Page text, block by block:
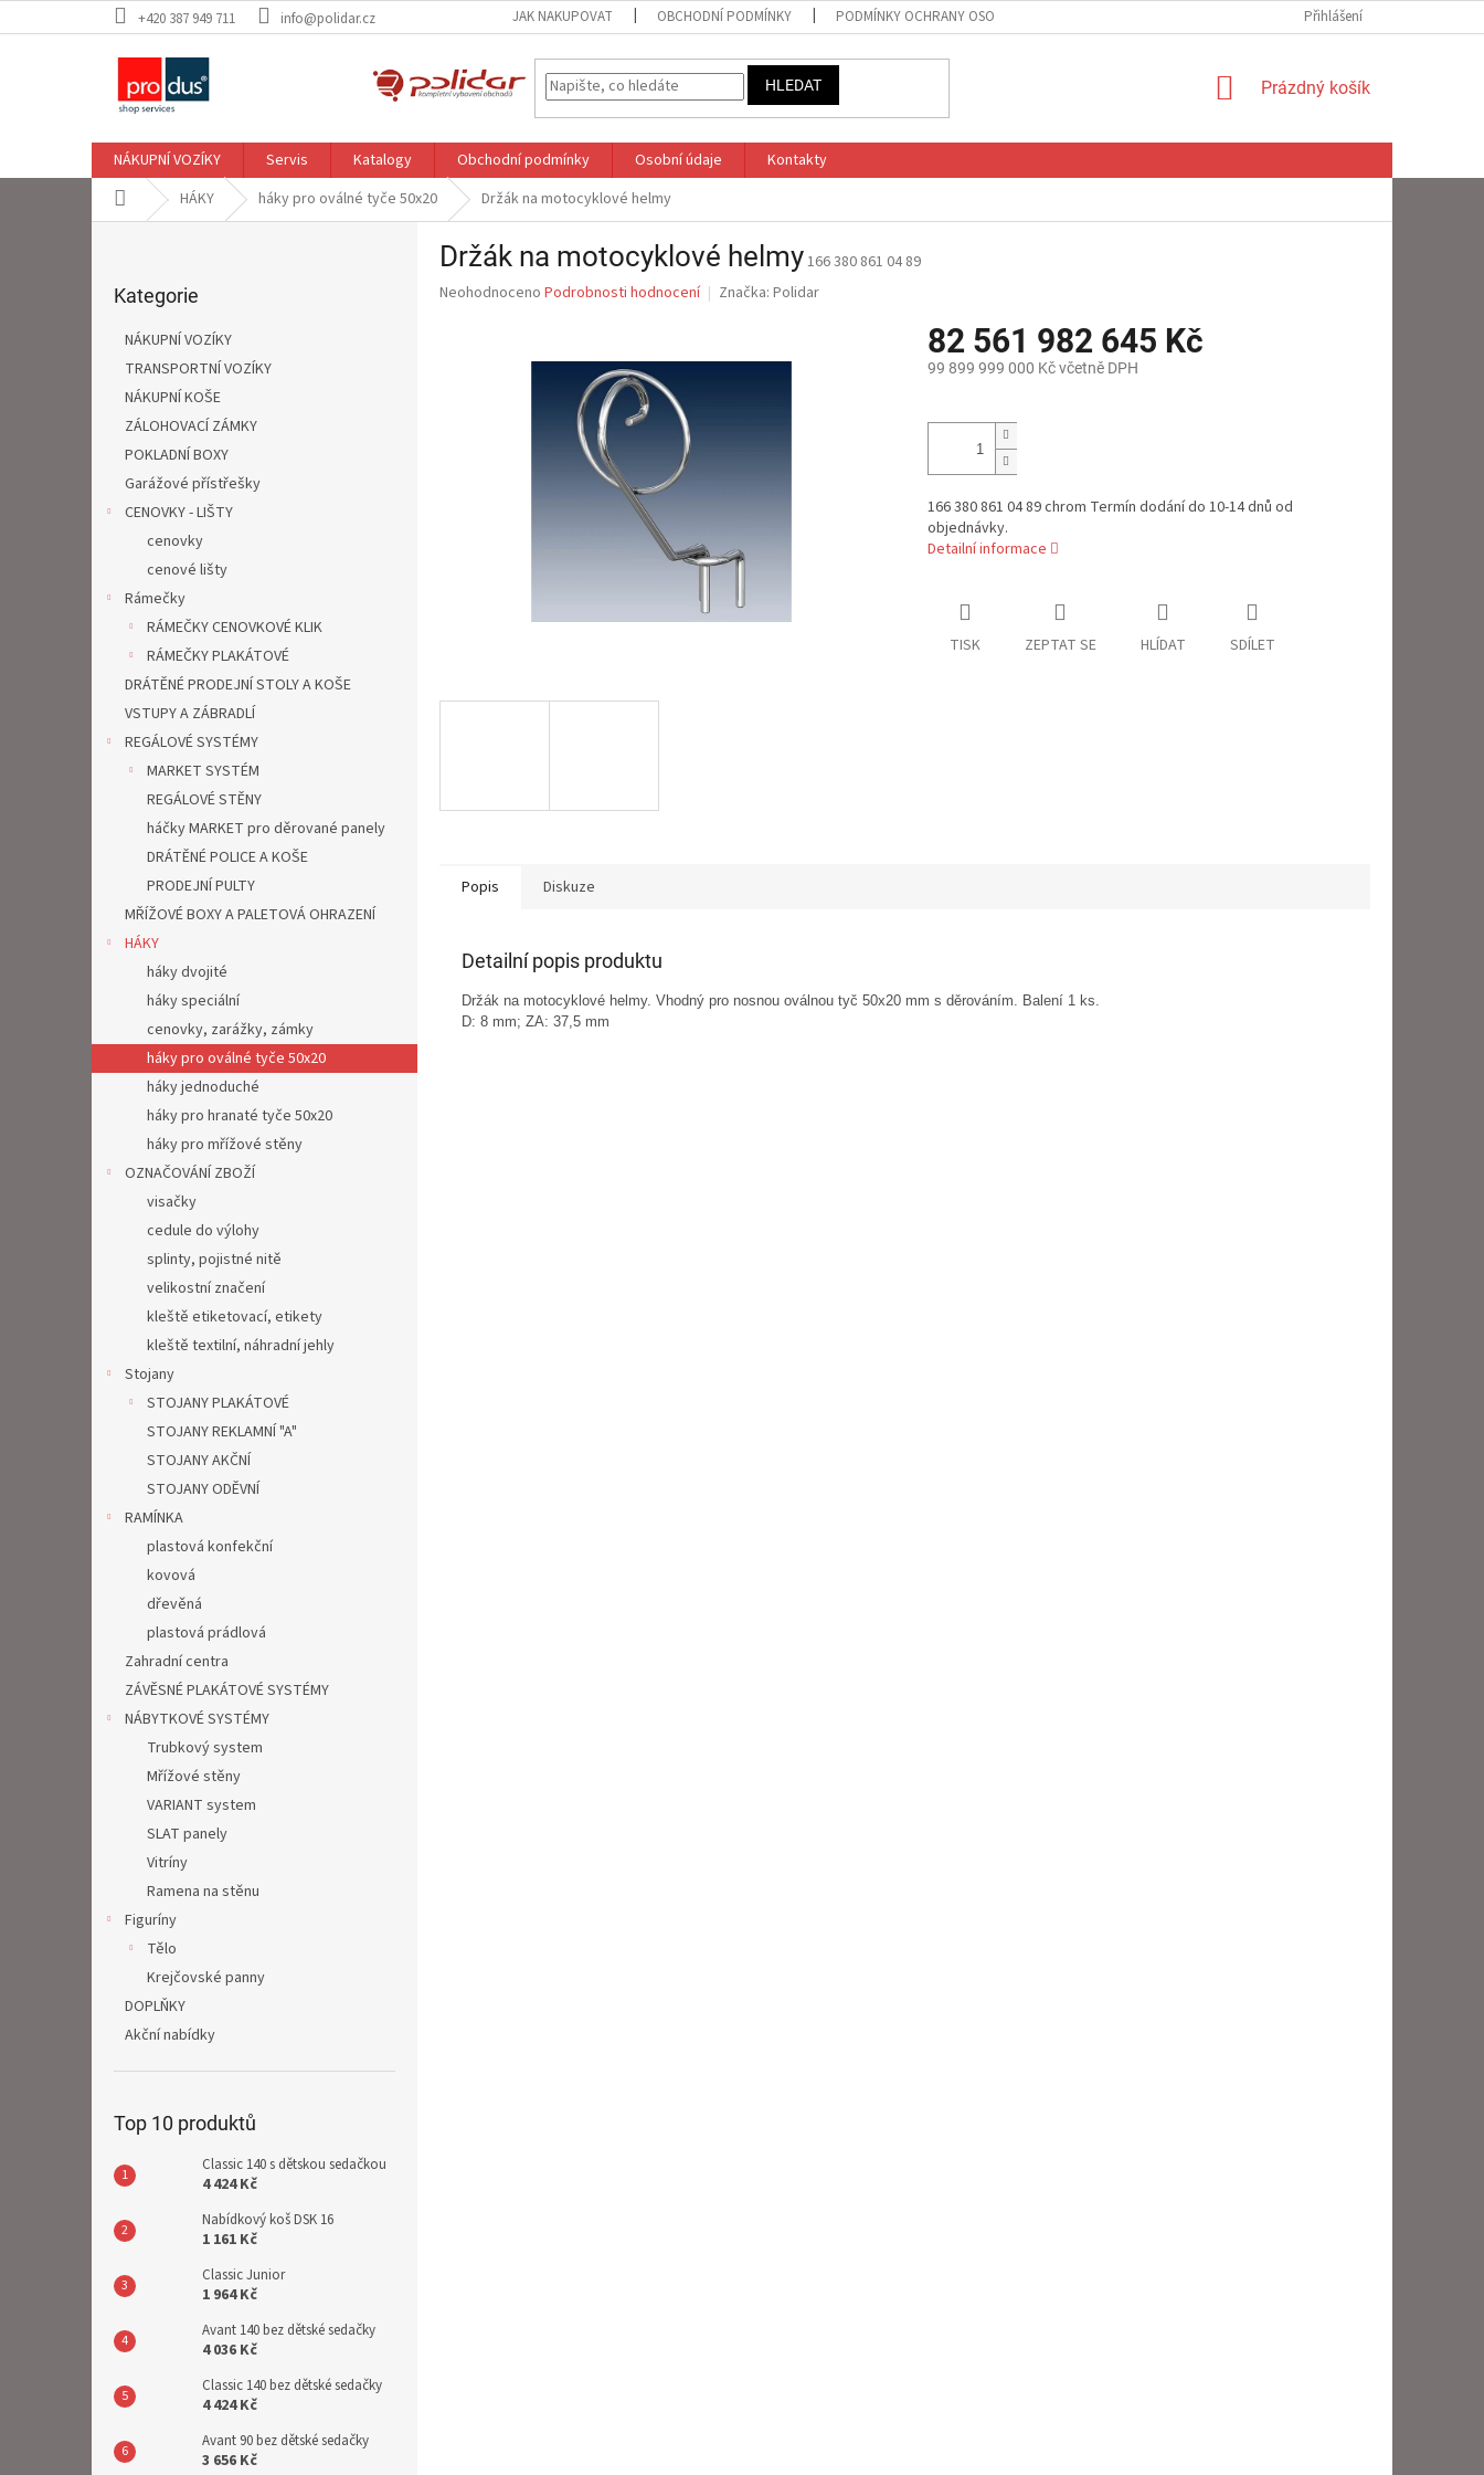
na
+420 387 949 711 info@polidar.cz JAK NAKUPOVAT OBCHODNÍ PODMÍNKY PODMÍNKY OCHRANY OSOBNÍCH ÚDAJŮ Přihlášení
HLEDAT
NÁKUPNÍ
Prázdný košík
NÁKUPNÍ VOZÍKY Servis Katalogy Obchodní podmínky Osobní údaje
Kontakty
Domů HÁKY háky pro oválné tyče 50x20 Držák na motocyklové helmy
kategorie
Kategorie
NÁKUPNÍ VOZÍKY
TRANSPORTNÍ VOZÍKY
NÁKUPNÍ KOŠE
ZÁLOHOVACÍ ZÁMKY
POKLADNÍ BOXY
Garážové přístřešky
CENOVKY - LIŠTY
cenovky
cenové lišty
Rámečky
RÁMEČKY CENOVKOVÉ KLIK
RÁMEČKY PLAKÁTOVÉ
DRÁTĚNÉ PRODEJNÍ STOLY A KOŠE
VSTUPY A ZÁBRADLÍ
REGÁLOVÉ SYSTÉMY
MARKET SYSTÉM
REGÁLOVÉ STĚNY
háčky MARKET pro děrované panely
DRÁTĚNÉ POLICE A KOŠE
PRODEJNÍ PULTY
MŘÍŽOVÉ BOXY A PALETOVÁ OHRAZENÍ
HÁKY
háky dvojité
háky speciální
cenovky, zarážky, zámky
háky pro oválné tyče 50x20
háky jednoduché
háky pro hranaté tyče 50x20
háky pro mřížové stěny
OZNAČOVÁNÍ ZBOŽÍ
visačky
cedule do výlohy
splinty, pojistné nitě
velikostní značení
kleště etiketovací, etikety
kleště textilní, náhradní jehly
Stojany
STOJANY PLAKÁTOVÉ
STOJANY REKLAMNÍ "A"
STOJANY AKČNÍ
STOJANY ODĚVNÍ
RAMÍNKA
plastová konfekční
kovová
dřevěná
plastová prádlová
Zahradní centra
ZÁVĚSNÉ PLAKÁTOVÉ SYSTÉMY
NÁBYTKOVÉ SYSTÉMY
Trubkový system
Mřížové stěny
VARIANT system
SLAT panely
Vitríny
Ramena na stěnu
Figuríny
Tělo
Krejčovské panny
DOPLŇKY
Akční nabídky
Top 10 produktů
Classic 140 s dětskou sedačkou
4 424 Kč
Nabídkový koš DSK 16
1 161 Kč
Classic Junior
1 964 Kč
Avant 140 bez dětské sedačky
4 036 Kč
Classic 140 bez dětské sedačky
4 424 Kč
Avant 90 bez dětské sedačky
3 656 Kč
Držák na motocyklové helmy166 380 861 04 89
Průměrné
Neohodnoceno Podrobnosti hodnocení Značka: Polidar
82 561 982 645 Kč
99 899 999 000 Kč včetně DPH
cena:
166 380 861 04 89 chrom Termín dodání do 10-14 dnů od
objednávky.
Detailní informace
TISK ZEPTAT SE HLÍDAT SDÍLET
Popis Diskuze
Detailní popis produktu
Držák na motocyklové helmy. Vhodný pro nosnou oválnou tyč 50x20 mm s děrováním. Balení 1 ks.
D: 8 mm; ZA: 37,5 mm